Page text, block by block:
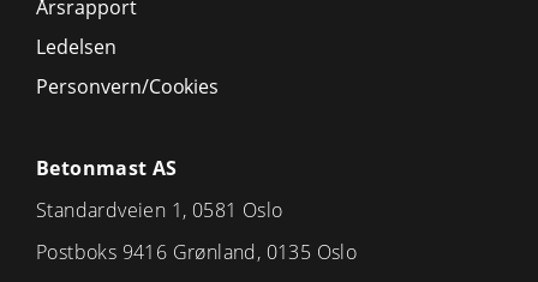
Årsrapport
Ledelsen
Personvern/Cookies
Betonmast AS
Standardveien 1, 0581 Oslo
Postboks 9416 Grønland, 0135 Oslo